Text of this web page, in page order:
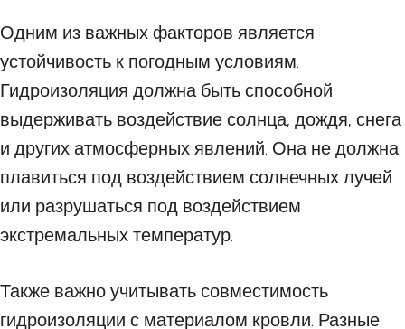
Одним из важных факторов является
устойчивость к погодным условиям.
Гидроизоляция должна быть способной
выдерживать воздействие солнца, дождя, снега
и других атмосферных явлений. Она не должна
плавиться под воздействием солнечных лучей
или разрушаться под воздействием
экстремальных температур.
Также важно учитывать совместимость
гидроизоляции с материалом кровли. Разные